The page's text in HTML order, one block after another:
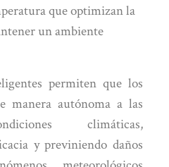
que optimizan la
un ambiente
permiten que los
manera autónoma a las
climáticas,
y previniendo daños